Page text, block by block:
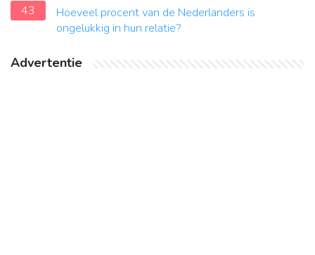
43
Hoeveel procent van de Nederlanders is
ongelukkig in hun relatie?
Advertentie